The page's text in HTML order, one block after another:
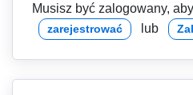
Musisz być zalogowany,
zarejestrować lub